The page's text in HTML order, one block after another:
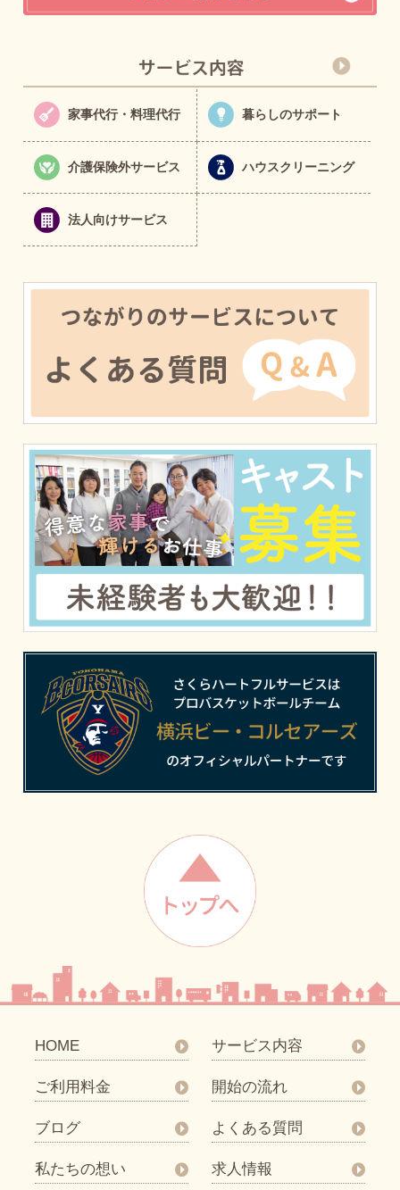
家事代行・料理代行 暮らしのサポート
介護保険外サービス ハウスクリーニング
法人向けサービス
HOME サービス内容
ご利用料金 開始の流れ
ブログ よくある質問
私たちの想い 求人情報